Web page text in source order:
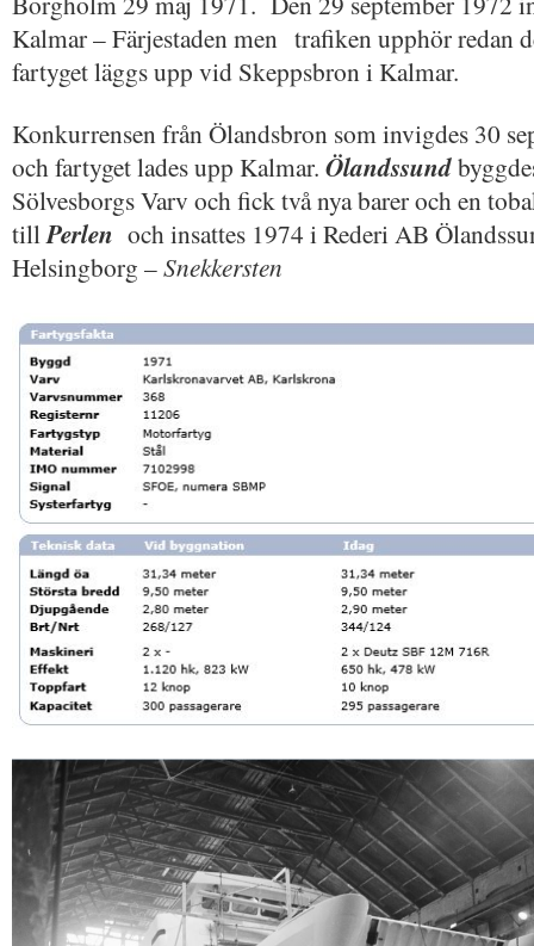
Kalmar – Färjestaden men trafiken upphör redan
fartyget läggs upp vid Skeppsbron i Kalmar.
Konkurrensen från Ölandsbron som invigdes 30
och fartyget lades upp Kalmar. Ölandssund
Sölvesborgs Varv och fick två nya barer och en
tillPerlen och insattes 1974 i Rederi AB
Helsingborg –Snekkersten